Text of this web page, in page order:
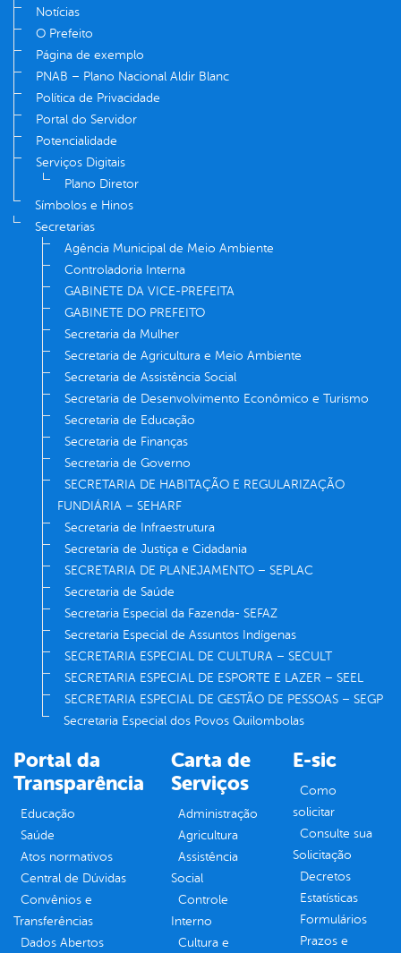
Notícias
O Prefeito
Página de exemplo
PNAB – Plano Nacional Aldir Blanc
Política de Privacidade
Portal do Servidor
Potencialidade
Serviços Digitais
Plano Diretor
Símbolos e Hinos
Secretarias
Agência Municipal de Meio Ambiente
Controladoria Interna
GABINETE DA VICE-PREFEITA
GABINETE DO PREFEITO
Secretaria da Mulher
Secretaria de Agricultura e Meio Ambiente
Secretaria de Assistência Social
Secretaria de Desenvolvimento Econômico e Turismo
Secretaria de Educação
Secretaria de Finanças
Secretaria de Governo
SECRETARIA DE HABITAÇÃO E REGULARIZAÇÃO
FUNDIÁRIA – SEHARF
Secretaria de Infraestrutura
Secretaria de Justiça e Cidadania
SECRETARIA DE PLANEJAMENTO – SEPLAC
Secretaria de Saúde
Secretaria Especial da Fazenda- SEFAZ
Secretaria Especial de Assuntos Indígenas
SECRETARIA ESPECIAL DE CULTURA – SECULT
SECRETARIA ESPECIAL DE ESPORTE E LAZER – SEEL
SECRETARIA ESPECIAL DE GESTÃO DE PESSOAS – SEGP
Secretaria Especial dos Povos Quilombolas
Portal da
Transparência
Educação
Saúde
Atos normativos
Central de Dúvidas
Convênios e
Transferências
Dados Abertos
Carta de
Serviços
Administração
Agricultura
Assistência
Social
Controle
Interno
Cultura e
E-sic
Como
solicitar
Consulte sua
Solicitação
Decretos
Estatísticas
Formulários
Prazos e